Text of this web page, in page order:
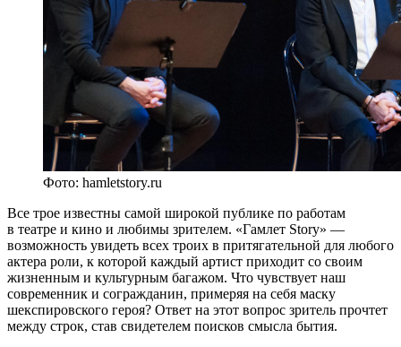
Фото: hamletstory.ru
Все трое известны самой широкой публике по работам
в театре и кино и любимы зрителем. «Гамлет Story» —
возможность увидеть всех троих в притягательной для любого
актера роли, к которой каждый артист приходит со своим
жизненным и культурным багажом. Что чувствует наш
современник и согражданин, примеряя на себя маску
шекспировского героя? Ответ на этот вопрос зритель прочтет
между строк, став свидетелем поисков смысла бытия.